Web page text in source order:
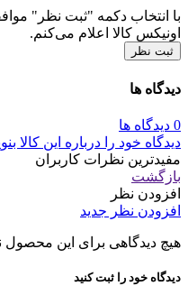
با انتخاب دکمه "ثبت نظر"
اونیکس کالا اعلام می‌کنم.
ثبت نظر
دیدگاه ها
0 دیدگاه ها
دیدگاه خود را درباره این کالا
مفیدترین نظرات کاربران
بازگشت
افزودن نظر
افزودن نظر جدید
هیچ دیدگاهی برای این
دیدگاه خود را ثبت کنید